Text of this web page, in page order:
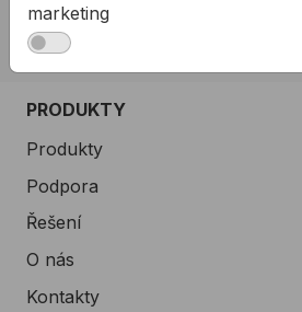
allmediasro (po-ne 7-22 h)
PRODUKTY
Produkty
Podpora
Řešení
O nás
Kontakty
marketing